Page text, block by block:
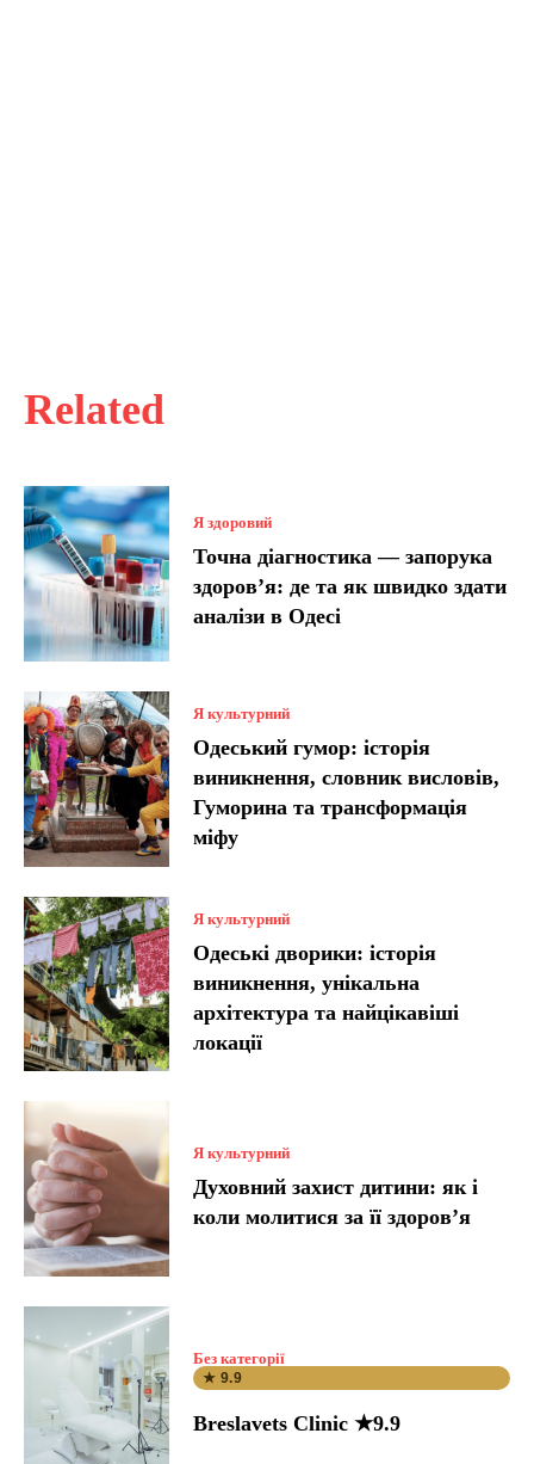
Related
Я здоровий
Точна діагностика — запорука
здоров’я: де та як швидко здати
аналізи в Одесі
Я культурний
Одеський гумор: історія
виникнення, словник висловів,
Гуморина та трансформація
міфу
Я культурний
Одеські дворики: історія
виникнення, унікальна
архітектура та найцікавіші
локації
Я культурний
Духовний захист дитини: як і
коли молитися за її здоров’я
Без категорії
★ 9.9
Breslavets Clinic ★9.9